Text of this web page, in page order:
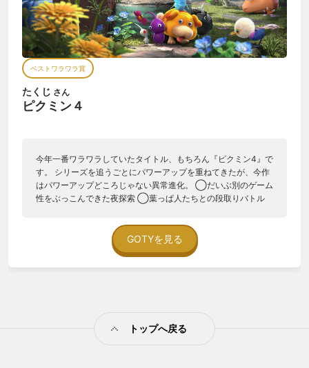
ベストワラワラ賞
たくじ さん
ピクミン４
今年一番ワラワラしていたタイトル、もちろん『ピクミン4』で
す。 シリーズを追うごとにパワーアップを重ねてきたが、今作
はパワーアップどころじゃない異常進化。 ◯だいぶ別のゲーム
性をぶっこんできた夜探索 ◯葉っぱ人たちとの段取りバトル
ごった煮的なそれぞれの要素が、報酬系を介してつながって、
順繰りプレイしたくなる作り。 葉っぱ人に勝利して捕獲⇒夜探
索で入手できるエキスで葉っぱ人を治療⇒ますますオッチン強
なのはピクミン達がワラワラと一生懸命デカイお宝を運び込む
GOTYを見る
トップへ戻る